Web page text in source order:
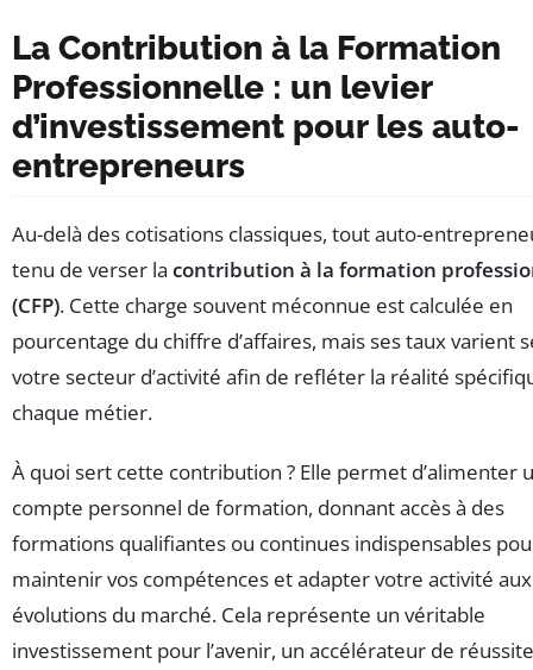
La Contribution à la Formation
Professionnelle : un levier
d’investissement pour les auto-
entrepreneurs
Au-delà des cotisations classiques, tout auto-
tenu de verser la contribution à la formation
(CFP). Cette charge souvent méconnue est calculée en
pourcentage du chiffre d’affaires, mais ses taux varient
votre secteur d’activité afin de refléter la réalité
chaque métier.
À quoi sert cette contribution ? Elle permet d’alimenter
compte personnel de formation, donnant accès à des
formations qualifiantes ou continues indispensables
maintenir vos compétences et adapter votre activité aux
évolutions du marché. Cela représente un véritable
investissement pour l’avenir, un accélérateur de